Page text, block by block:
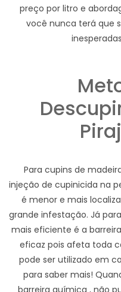
preço por litro e
você nunca terá que
Para cupins de
injeção de cupinicida na
é menor e mais
grande infestação. Já
mais eficiente é a
eficaz pois afeta toda
pode ser utilizado em
para saber mais!
barreira química , não